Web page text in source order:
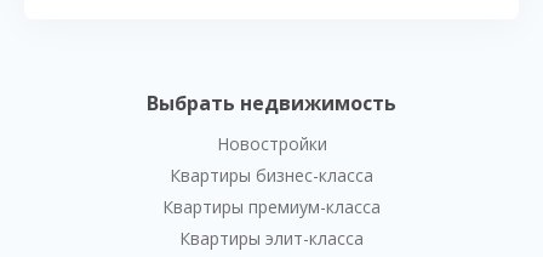
Выбрать недвижимость
Новостройки
Квартиры бизнес-класса
Квартиры премиум-класса
Квартиры элит-класса